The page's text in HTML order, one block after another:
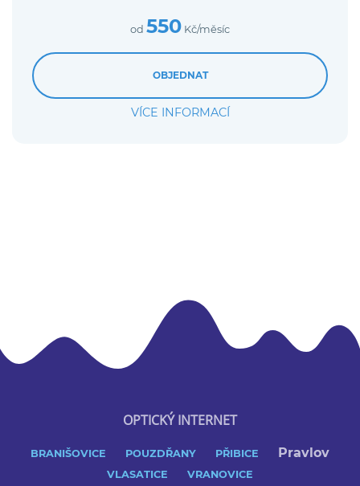
od 550 Kč/měsíc
OBJEDNAT
VÍCE INFORMACÍ
OPTICKÝ INTERNET
BRANIŠOVICE POUZDŘANY PŘIBICE Pravlov
VLASATICE VRANOVICE